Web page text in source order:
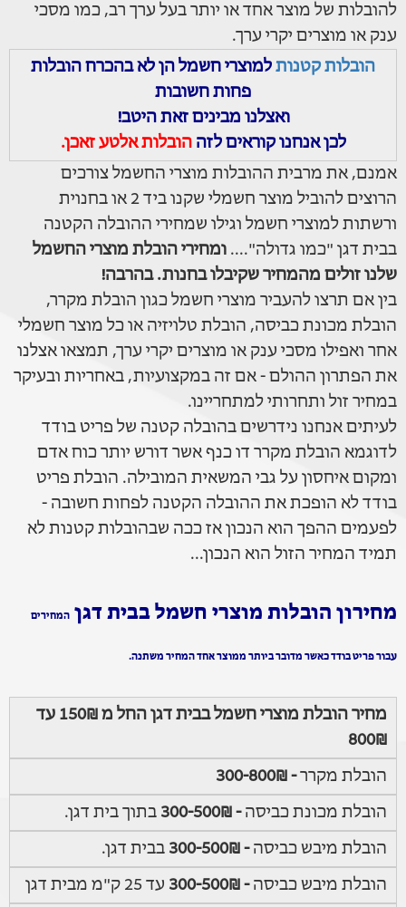
להובלות של מוצר אחד או יותר בעל ערך רב, כמו מסכי
ענק או מוצרים יקרי ערך.
הובלות קטנות למוצרי חשמל הן לא בהכרח הובלות
פחות חשובות
ואצלנו מבינים זאת היטב!
לכן אנחנו קוראים לזההובלות אלטע זאכן.
אמנם, את מרבית ההובלות מוצרי החשמל צורכים
הרוצים להוביל מוצר חשמלי שקנו ביד 2 או בחנוית
ורשתות למוצרי חשמל וגילו שמחירי ההובלה הקטנה
בבית דגן "כמו גדולה".... ומחירי הובלת מוצרי החשמל
שלנו זולים מהמחיר שקיבלו בחנות. בהרבה!
בין אם תרצו להעביר מוצרי חשמל כגון הובלת מקרר,
הובלת מכונת כביסה, הובלת טלויזיה או כל מוצר חשמלי
אחר ואפילו מסכי ענק או מוצרים יקרי ערך, תמצאו אצלנו
את הפתרון ההולם - אם זה במקצועיות, באחריות ובעיקר
במחיר זול ותחרותי למתחריינו.
לעיתים אנחנו נידרשים בהובלה קטנה של פריט בודד
לדוגמא הובלת מקרר דו כנף אשר דורש יותר כוח אדם
ומקום איחסון על גבי המשאית המובילה. הובלת פריט
בודד לא הופכת את ההובלה הקטנה לפחות חשובה -
לפעמים ההפך הוא הנכון אז ככה שבהובלות קטנות לא
תמיד המחיר הזול הוא הנכון...
מחירון הובלות מוצרי חשמל בבית דגן המחירים
עבור פריט בודד כאשר מדובר ביותר ממוצר אחד המחיר משתנה.
מחיר הובלת מוצרי חשמל בבית דגן החל מ 150₪ עד
800₪
הובלת מקרר- 300-800₪
הובלת מכונת כביסה - 300-500₪
בתוך בית דגן.
הובלת מיבש כביסה - 300-500₪
בבית דגן.
הובלת מיבש כביסה - 300-500₪
עד 25 ק"מ מבית דגן